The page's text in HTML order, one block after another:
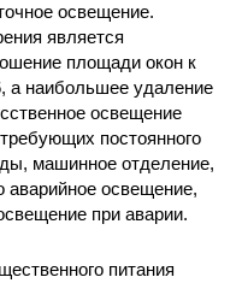
освещение.
является
площади окон к
а наибольшее удаление
освещение
постоянного
машинное отделение,
аварийное освещение,
при аварии.
питания